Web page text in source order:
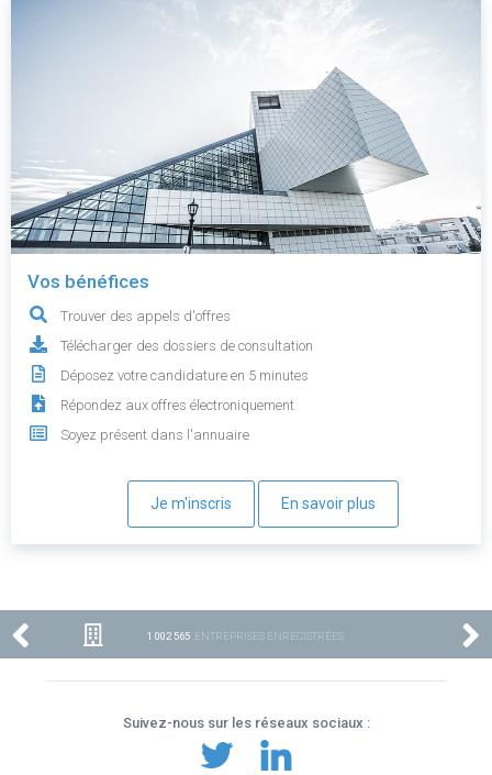
Vos bénéfices
Trouver des appels d'offres
Télécharger des dossiers de consultation
Déposez votre candidature en 5 minutes
Répondez aux offres électroniquement
Soyez présent dans l'annuaire
Je m'inscris En savoir plus
1 002 565 ENTREPRISES ENREGISTRÉES
Suivez-nous sur les réseaux sociaux :